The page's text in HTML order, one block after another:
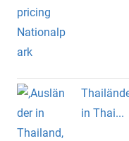
in Thai...